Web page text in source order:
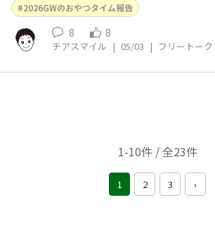
2026GWのおやつタイム報告
8 8
チアスマイル | 05/03 | フリートーク
1-10件 / 全23件
1 2 3 ›